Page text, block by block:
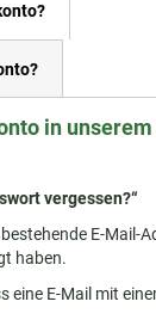
in
vergessen?“
E-Mail-
haben.
eine E-Mail mit